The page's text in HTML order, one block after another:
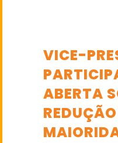
VICE-
ABERTA